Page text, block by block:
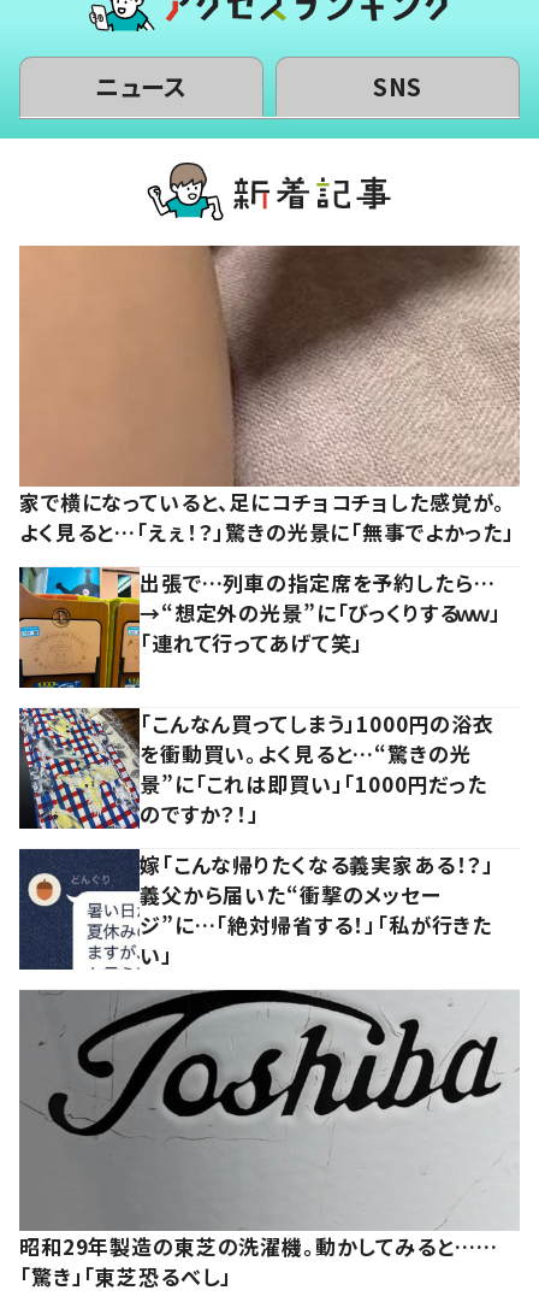
ニュース SNS
家で横になっていると、足にコチョコチョした感覚が。
よく見ると…「えぇ！？」驚きの光景に「無事でよかった」
出張で…列車の指定席を予約したら…
→“想定外の光景”に「びっくりするｗｗ」
「連れて行ってあげて笑」
「こんなん買ってしまう」1000円の浴衣
を衝動買い。よく見ると…“驚きの光
景”に「これは即買い」「1000円だった
のですか？！」
嫁「こんな帰りたくなる義実家ある！？」
義父から届いた“衝撃のメッセー
ジ”に…「絶対帰省する！」「私が行きた
い」
昭和29年製造の東芝の洗濯機。動かしてみると……
「驚き」「東芝恐るべし」